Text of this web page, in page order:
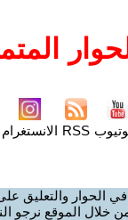
RSS الانستغرام
الحوار والتعليق
خلال الموقع نرجو